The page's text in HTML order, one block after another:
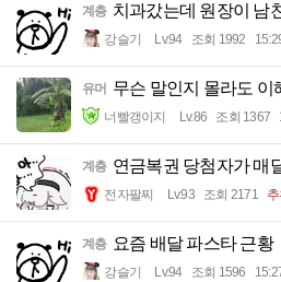
계층 치과갔는데 원장이 남
강슬기 Lv.94 조회 1992
유머 무슨 말인지 몰라도 이
너빨갱이지 Lv.86 조회 1367
계층 연금복권 당첨자가 매
전자팔찌 Lv.93 조회 2171
계층 요즘 배달 파스타 근황
강슬기 Lv.94 조회 1596